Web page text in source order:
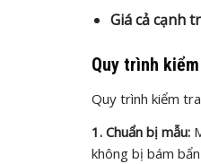
Giá cả cạnh
Quy trình
Quy trình kiểm
1. Chuẩn bị mẫu:
không bị bám